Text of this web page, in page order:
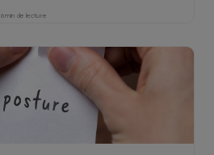
6min de lecture